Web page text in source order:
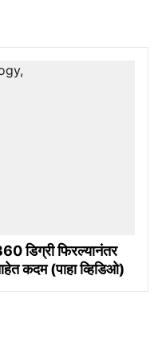
डिग्री फिरल्यानंतर
कदम (पाहा व्हिडिओ)